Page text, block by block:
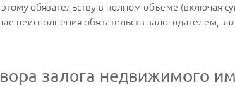
обязательству в полном объеме (включая
неисполнения обязательств залогодателем,
залога недвижимого